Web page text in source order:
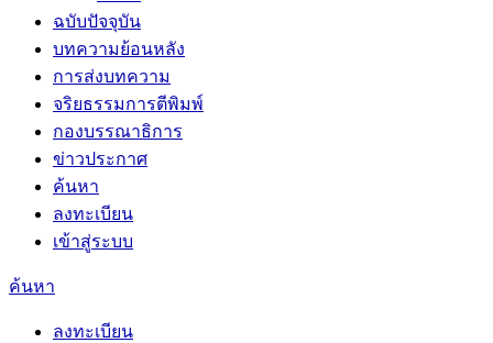
ฉบับปัจจุบัน
บทความย้อนหลัง
การส่งบทความ
จริยธรรมการตีพิมพ์
กองบรรณาธิการ
ข่าวประกาศ
ค้นหา
ลงทะเบียน
เข้าสู่ระบบ
ค้นหา
ลงทะเบียน